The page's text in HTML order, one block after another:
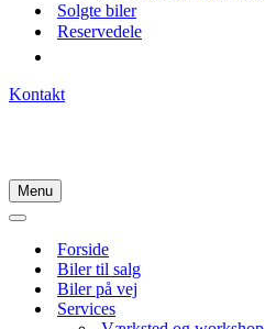
Solgte biler
Reservedele
Kontakt
Menu
Navigation
Navigation
Forside
Biler til salg
Biler på vej
Services